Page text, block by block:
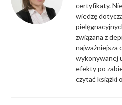
certyfikaty.
wiedzę
związana z
najważniejsza
wykonywanej
efekty po
czytać książki